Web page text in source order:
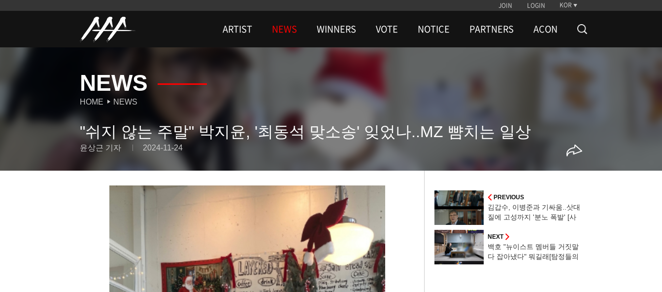
JOIN LOGIN KOR
ARTIST NEWS WINNERS VOTE NOTICE PARTNERS ACON
NEWS
HOME NEWS
"쉬지 않는 주말" 박지윤, '최동석 맞소송' 잊었나..MZ 뺨치는 일상
윤상근 기자 2024-11-24
PREVIOUS
김갑수, 이병준과 기싸움..삿대
질에 고성까지 '분노 폭발' [사
NEXT
백호 "뉴이스트 멤버들 거짓말
다 잡아냈다" 뭐길래[탐정들의